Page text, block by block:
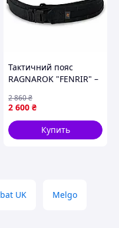
Тактичний пояс
RAGNAROK "FENRIR" –
Чорний L FENR-TD
2 600 ₴
2 860₴
Купить
UK Melgo